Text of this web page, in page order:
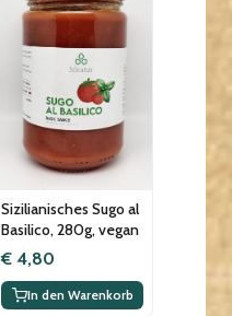
Sizilianisches Sugo al
Basilico, 280g, vegan
€ 4,80
In den Warenkorb